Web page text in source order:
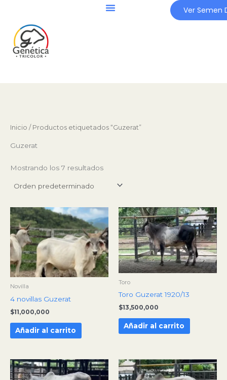
contenido
Ver Semen
Inicio / Productos etiquetados “Guzerat”
Guzerat
Mostrando los 7 resultados
Novilla
4 novillas Guzerat
$11,000,000
Añadir al carrito
Toro
Toro Guzerat 1920/13
$13,500,000
Añadir al carrito